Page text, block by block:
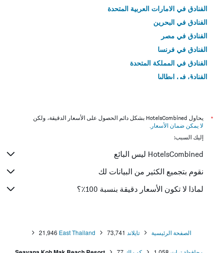
الفنادق في الامارات العربية المتحدة
الفنادق في البحرين
الفنادق في مصر
الفنادق في فرنسا
الفنادق في المملكة المتحدة
الفنادق في إيطاليا
*
يحاول HotelsCombined بشكل دائم الحصول على الأسعار الدقيقة، ولكن
لا يمكن ضمان الأسعار .
إليك السبب:
HotelsCombined ليس البائع
نقوم بتجميع الكثير من البيانات لك
لماذا لا تكون الأسعار دقيقة بنسبة 100٪؟
الصفحة الرئيسية تايلاند 73,741
East Thailand
21,946